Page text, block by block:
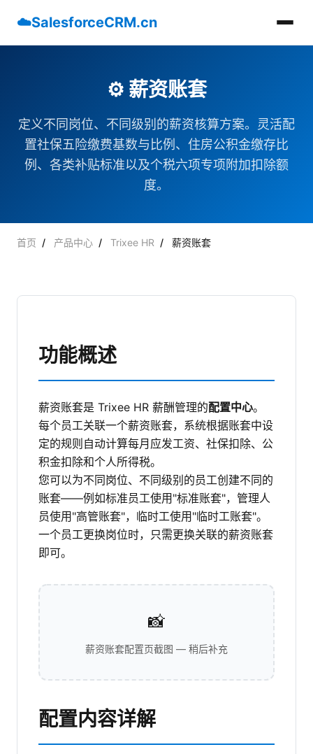
☁️SalesforceCRM.cn
⚙️ 薪资账套
定义不同岗位、不同级别的薪资核算方案。灵活配
置社保五险缴费基数与比例、住房公积金缴存比
例、各类补贴标准以及个税六项专项附加扣除额
度。
首页 / 产品中心 / Trixee HR / 薪资账套
功能概述
薪资账套是 Trixee HR 薪酬管理的配置中心。
每个员工关联一个薪资账套，系统根据账套中设
定的规则自动计算每月应发工资、社保扣除、公
积金扣除和个人所得税。
您可以为不同岗位、不同级别的员工创建不同的
账套——例如标准员工使用"标准账套"，管理人
员使用"高管账套"，临时工使用"临时工账套"。
一个员工更换岗位时，只需更换关联的薪资账套
即可。
📸
薪资账套配置页截图 — 稍后补充
配置内容详解